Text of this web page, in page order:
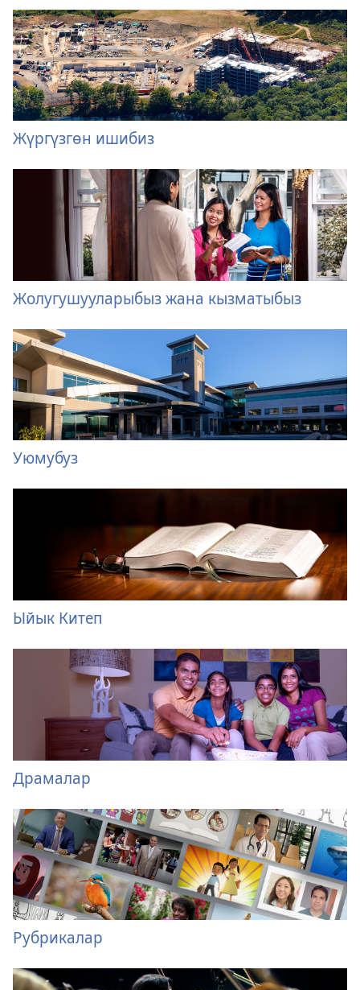
Жүргүзгөн ишибиз
Жолугушууларыбыз жана кызматыбыз
Уюмубуз
Ыйык Китеп
Драмалар
Рубрикалар